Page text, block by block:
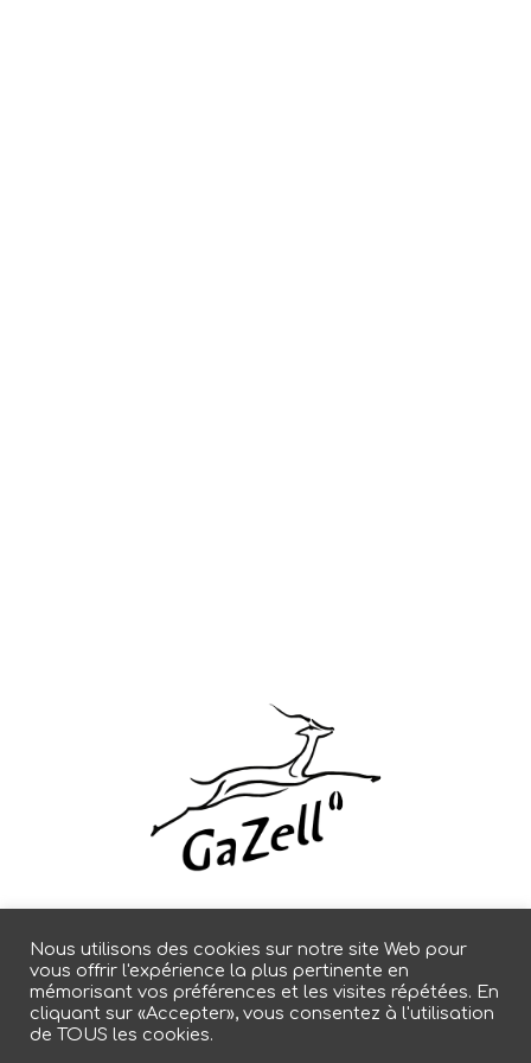
+33 4 42 43 10 78
Nous utilisons des cookies sur notre site Web pour
vous offrir l'expérience la plus pertinente en
mémorisant vos préférences et les visites répétées. En
cliquant sur «Accepter», vous consentez à l'utilisation
de TOUS les cookies.